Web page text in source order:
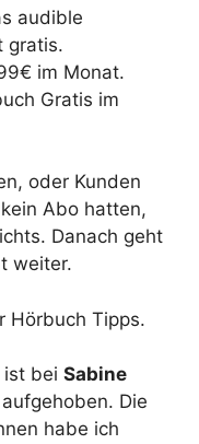
audible
gratis.
im Monat.
Gratis im
oder Kunden
Abo hatten,
Danach geht
weiter.
Hörbuch Tipps.
ist bei Sabine
Die
habe ich